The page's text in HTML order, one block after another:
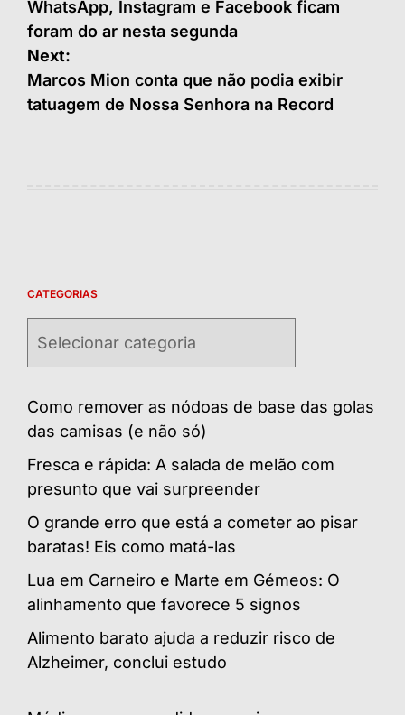
de
Post
WhatsApp, Instagram e Facebook ficam
foram do ar nesta segunda
Next:
Marcos Mion conta que não podia exibir
tatuagem de Nossa Senhora na Record
CATEGORIAS
Como remover as nódoas de base das golas
das camisas (e não só)
Fresca e rápida: A salada de melão com
presunto que vai surpreender
O grande erro que está a cometer ao pisar
baratas! Eis como matá-las
Lua em Carneiro e Marte em Gémeos: O
alinhamento que favorece 5 signos
Alimento barato ajuda a reduzir risco de
Alzheimer, conclui estudo